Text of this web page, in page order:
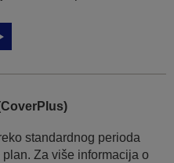
standardnog perioda
Za više informacija o